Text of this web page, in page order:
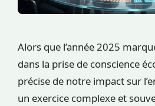
Alors que l’année 2025
dans la prise de conscience
précise de notre impact sur
un exercice complexe et